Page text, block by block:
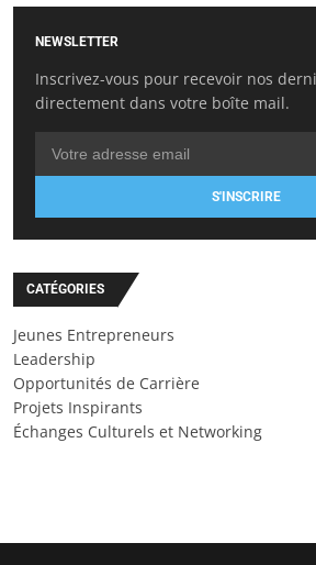
NEWSLETTER
Inscrivez-vous pour recevoir nos
directement dans votre boîte mail.
S'INSCRIRE
CATÉGORIES
Jeunes Entrepreneurs
Leadership
Opportunités de Carrière
Projets Inspirants
Échanges Culturels et Networking